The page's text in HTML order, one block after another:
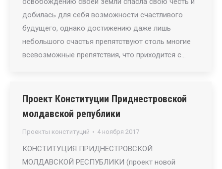
добилась для себя возможности счастливого
будущего, однако достижению даже лишь
небольшого счастья препятствуют столь многие
всевозможные препятствия, что приходится с…
Проект Конституции Приднестровской
молдавской републики
Проекты конституций 4 ноября 2017
КОНСТИТУЦИЯ ПРИДНЕСТРОВСКОЙ
МОЛДАВСКОЙ РЕСПУБЛИКИ (проект новой